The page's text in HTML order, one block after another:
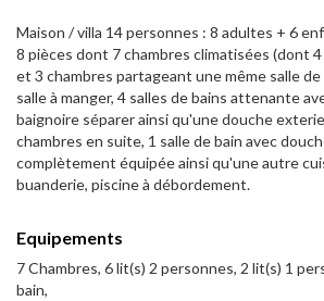
Maison / villa 14 personnes : 8 adultes + 6
8 pièces dont 7 chambres climatisées (dont
et 3 chambres partageant une même salle de
salle à manger, 4 salles de bains attenante
baignoire séparer ainsi qu'une douche
chambres en suite, 1 salle de bain avec
complètement équipée ainsi qu'une autre
buanderie, piscine à débordement.
Equipements
7 Chambres, 6 lit(s) 2 personnes, 2 lit(s) 1
bain,